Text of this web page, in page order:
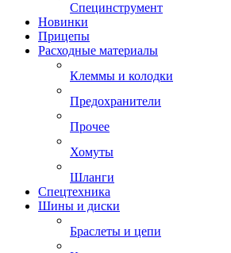
Специнструмент
Новинки
Прицепы
Расходные материалы
Клеммы и колодки
Предохранители
Прочее
Хомуты
Шланги
Спецтехника
Шины и диски
Браслеты и цепи